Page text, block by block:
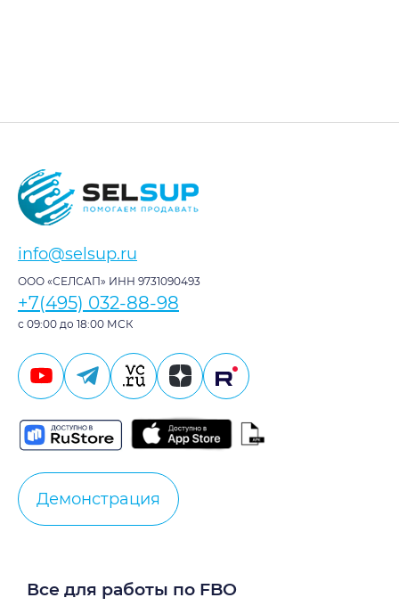
info@selsup.ru
ООО «СЕЛСАП» ИНН 9731090493
+7(495) 032-88-98
с 09:00 до 18:00 МСК
Демонстрация
Все для работы по FBO